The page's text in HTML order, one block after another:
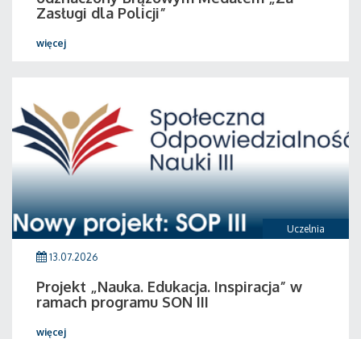
Zasługi dla Policji”
więcej
Uczelnia
13.07.2026
Projekt „Nauka. Edukacja. Inspiracja” w
ramach programu SON III
więcej